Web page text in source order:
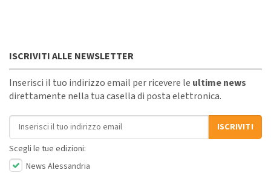
ISCRIVITI ALLE NEWSLETTER
Inserisci il tuo indirizzo email per ricevere le ultime news
direttamente nella tua casella di posta elettronica.
Indirizzo email
ISCRIVITI
Scegli le tue edizioni:
News Alessandria